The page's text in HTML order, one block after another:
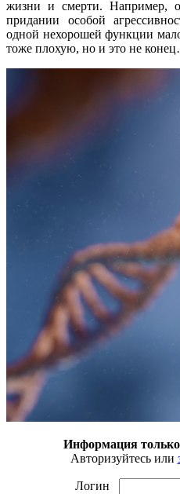
жизни и смерти. Например,
придании особой
одной нехорошей функции
тоже плохую, но и это не
Информация
Авторизуйтесь или
Логин